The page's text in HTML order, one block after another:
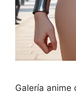
Galería anime